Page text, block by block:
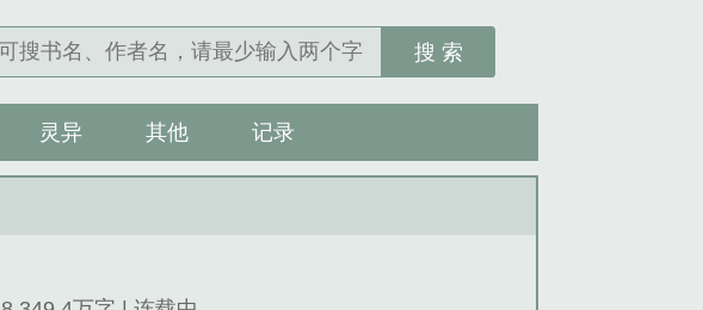
搜 索
灵异 其他 记录